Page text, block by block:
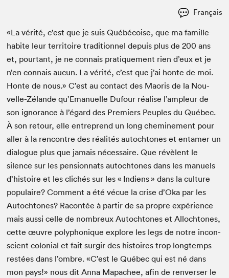
Français
«La vérité, c’est que je suis Québé­coise, que ma famille
habite leur ter­ri­toire tra­di­tion­nel depuis plus de200 ans
et, pour­tant, je ne con­nais pra­tique­ment rien d’eux et je
n’en con­nais aucun. La vérité, c’est que j’ai honte de moi.
Honte de nous.» C’est au con­tact des Maoris de la Nou­
velle-Zélande qu’Emanuelle Dufour réalise l’ampleur de
son igno­rance à l’égard des Pre­miers Peu­ples du Québec.
À son retour, elle entre­prend un long chem­ine­ment pour
aller à la ren­con­tre des réal­ités autochtones et entamer un
dia­logue plus que jamais néces­saire. Que révè­lent le
silence sur les pen­sion­nats autochtones dans les manuels
d’histoire et les clichés sur les « Indi­ens » dans la cul­ture
pop­u­laire? Com­ment a été vécue la crise d’Oka par les
Autochtones? Racon­tée à par­tir de sa pro­pre expéri­ence
mais aus­si celle de nom­breux Autochtones et Allochtones,
cette œuvre poly­phonique explore les legs de notre incon­
scient colo­nial et fait sur­gir des his­toires trop longtemps
restées dans l’ombre. «C’est le Québec qui est né dans
mon pays!» nous dit Anna Mapachee, afin de ren­vers­er le